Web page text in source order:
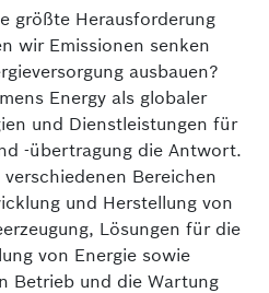
größte Herausforderung
wir Emissionen senken
ausbauen?
Energy als globaler
und Dienstleistungen für
-übertragung die Antwort.
Bereichen
und Herstellung von
Lösungen für die
von Energie sowie
Betrieb und die Wartung